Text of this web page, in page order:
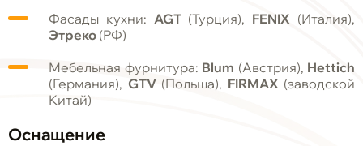
Фасады кухни: AGT(Турция), FENIX (Италия),
Этреко (РФ)
Мебельная фурнитура: Blum (Австрия), Hettich
(Германия), GTV(Польша), FIRMAX (заводской
Китай)
Оснащение